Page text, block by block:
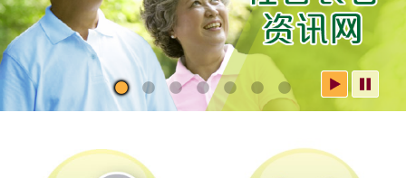
社署长者资讯网